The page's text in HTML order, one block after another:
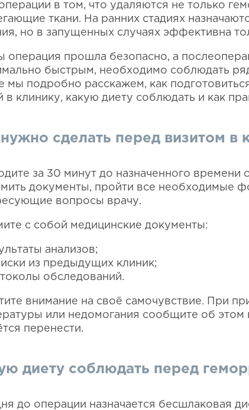
в том, что удаляются не только
ткани. На ранних стадиях
но в запущенных случаях эффективна
операция прошла безопасно, а
быстрым, необходимо соблюдать
мы подробно расскажем, как
в клинику, какую диету соблюдать и как
сделать перед визитом в
за 30 минут до назначенного времени
документы, пройти все необходимые
вопросы врачу.
с собой медицинские документы:
анализов;
из предыдущих клиник;
обследований.
внимание на своё самочувствие. При
или недомогания сообщите об
перенести.
диету соблюдать перед
до операции назначается бесшлаковая